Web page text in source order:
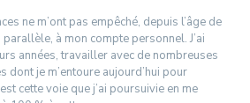
ne m’ont pas empêché, depuis l’âge de
à mon compte personnel. J’ai
années, travailler avec de nombreuses
dont je m’entoure aujourd’hui pour
cette voie que j’ai poursuivie en me